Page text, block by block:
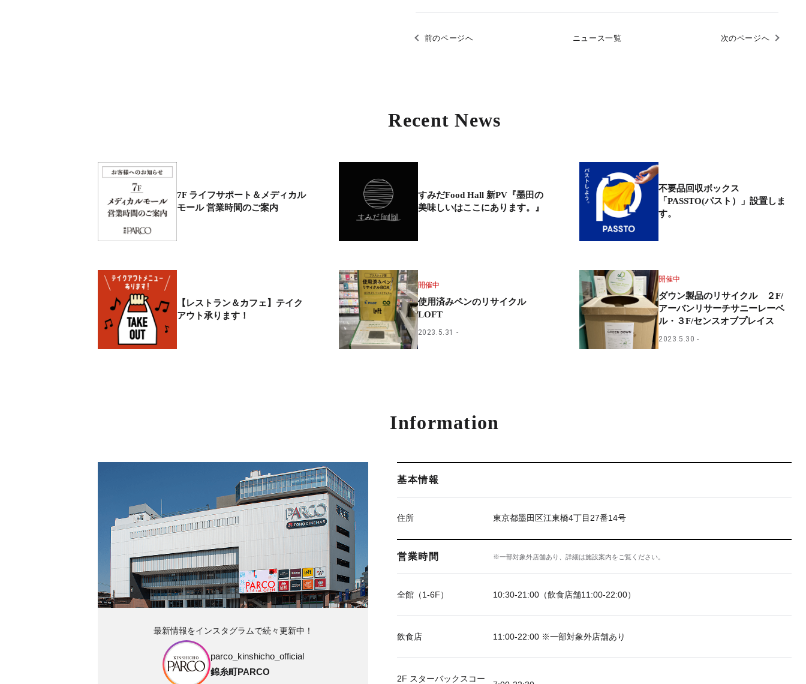
前のページへ ニュース一覧 次のページへ
Recent News
7F ライフサポート＆メディカル
モール 営業時間のご案内
すみだFood Hall 新PV『墨田の
美味しいはここにあります。』
不要品回収ボックス
「PASSTO(パスト）」設置しま
す。
【レストラン＆カフェ】テイク
アウト承ります！
開催中
使用済みペンのリサイクル
LOFT
2023.5.31
開催中
ダウン製品のリサイクル ２F/
アーバンリサーチサニーレーベ
ル・３F/センスオブプレイス
2023.5.30
Information
基本情報
住所 東京都墨田区江東橋4丁目27番14号
営業時間 ※一部対象外店舗あり、詳細は施設案内をご覧ください。
全館（1-6F） 10:30-21:00（飲食店舗11:00-22:00）
飲食店 11:00-22:00 ※一部対象外店舗あり
2F スターバックスコー
最新情報をインスタグラムで続々更新中！
parco_kinshicho_official
錦糸町PARCO